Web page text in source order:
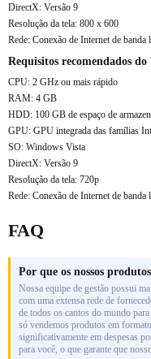
DirectX: Versão 9
Resolução da tela: 800 x 600
Rede: Conexão de Internet de banda
Requisitos recomendados
CPU: 2 GHz ou mais rápido
RAM: 4 GB
HDD: 100 GB de espaço de
GPU: GPU integrada das famílias
SO: Windows Vista
DirectX: Versão 9
Resolução da tela: 720p
Rede: Conexão de Internet de banda
FAQ
Por que os nossos
Nossa equipe de gestão possui
com uma extensa rede de
de todos os cantos do mundo
só vendemos produtos em
significativamente em despesas
para você, o que garante que